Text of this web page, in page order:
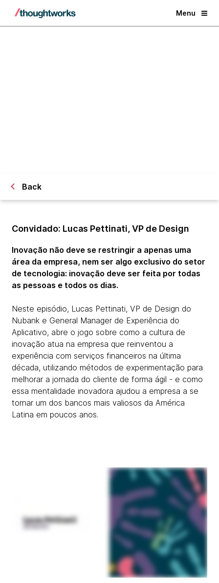
Menu
Back
Convidado: Lucas Pettinati, VP de Design
Inovação não deve se restringir a apenas uma
área da empresa, nem ser algo exclusivo do setor
de tecnologia: inovação deve ser feita por todas
as pessoas e todos os dias.
Neste episódio, Lucas Pettinati, VP de Design do
Nubank e General Manager de Experiência do
Aplicativo, abre o jogo sobre como a cultura de
inovação atua na empresa que reinventou a
experiência com serviços financeiros na última
década, utilizando métodos de experimentação para
melhorar a jornada do cliente de forma ágil - e como
essa mentalidade inovadora ajudou a empresa a se
tornar um dos bancos mais valiosos da América
Latina em poucos anos.